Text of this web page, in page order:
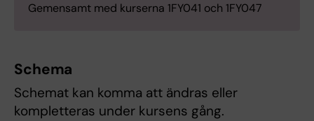
Gemensamt med kurserna 1FY041 och 1FY047
Schema
Schemat kan komma att ändras eller
kompletteras under kursens gång.